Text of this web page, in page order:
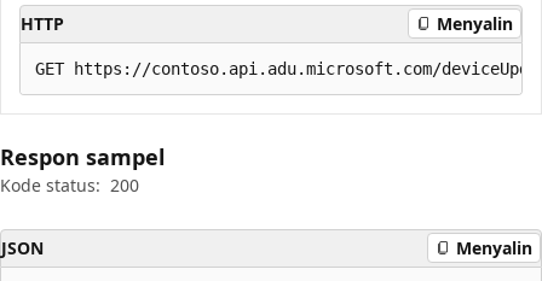
HTTP Menyalin
Respon sampel
Kode status: 200
JSON Menyalin